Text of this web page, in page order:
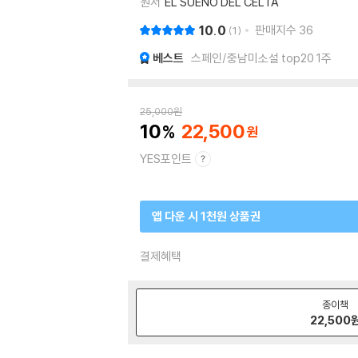
10.0 1 판매지수 36
베스트 스페인/중남미소설 top20 1주
25,000원
10 22,500
YES포인트
앱 다운 시 1천원 상품권
결제혜택
종이책
22,500